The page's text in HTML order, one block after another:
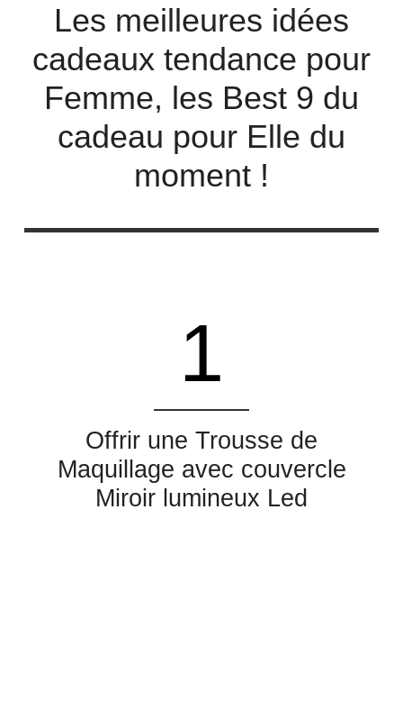
Les meilleures idées
cadeaux tendance pour
Femme, les Best 9 du
cadeau pour Elle du
moment !
1
Offrir une Trousse de
Maquillage avec couvercle
Miroir lumineux Led